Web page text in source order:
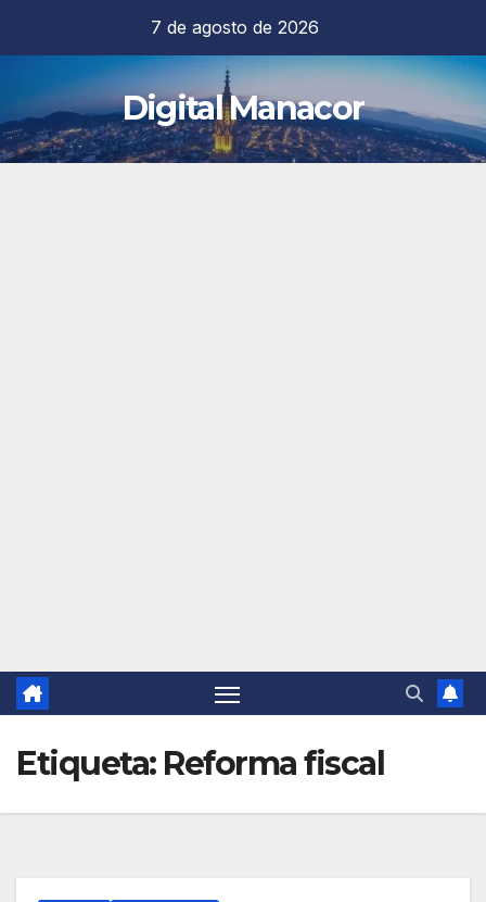
contenido
7 de agosto de 2026
Digital Manacor
Etiqueta: Reforma fiscal